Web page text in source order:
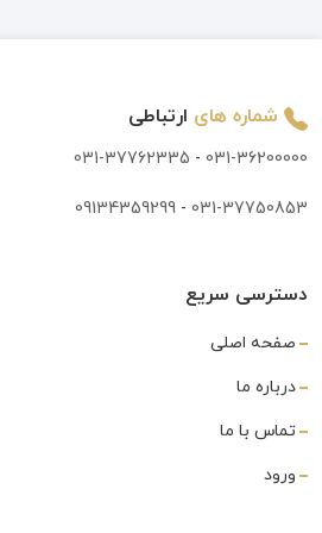
تبدیل
خمیر قلع
درب سیم
درب پشت
شماره های ارتباطی
031-36200000
-
031-37762335
031-37750853
-
09134359299
دسترسی سریع
صفحه اصلی
درباره ما
تماس با ما
ورود